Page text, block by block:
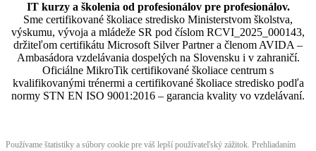
IT kurzy a školenia od profesionálov pre profesionálov.
Sme certifikované školiace stredisko Ministerstvom školstva,
výskumu, vývoja a mládeže SR pod číslom RCVI_2025_000143,
držiteľom certifikátu Microsoft Silver Partner a členom AVIDA –
Ambasádora vzdelávania dospelých na Slovensku i v zahraničí.​​​​​​​​​​​​​​​​
Oficiálne MikroTik certifikované školiace centrum s
kvalifikovanými trénermi ​​​​​​​​​​a certifikované školiace stredisko podľa
normy STN EN ISO 9001:2016 – garancia kvality vo vzdelávaní.
Používame štatistiky a súbory cookie pre váš lepší používateľský zážitok. Prehliadaním